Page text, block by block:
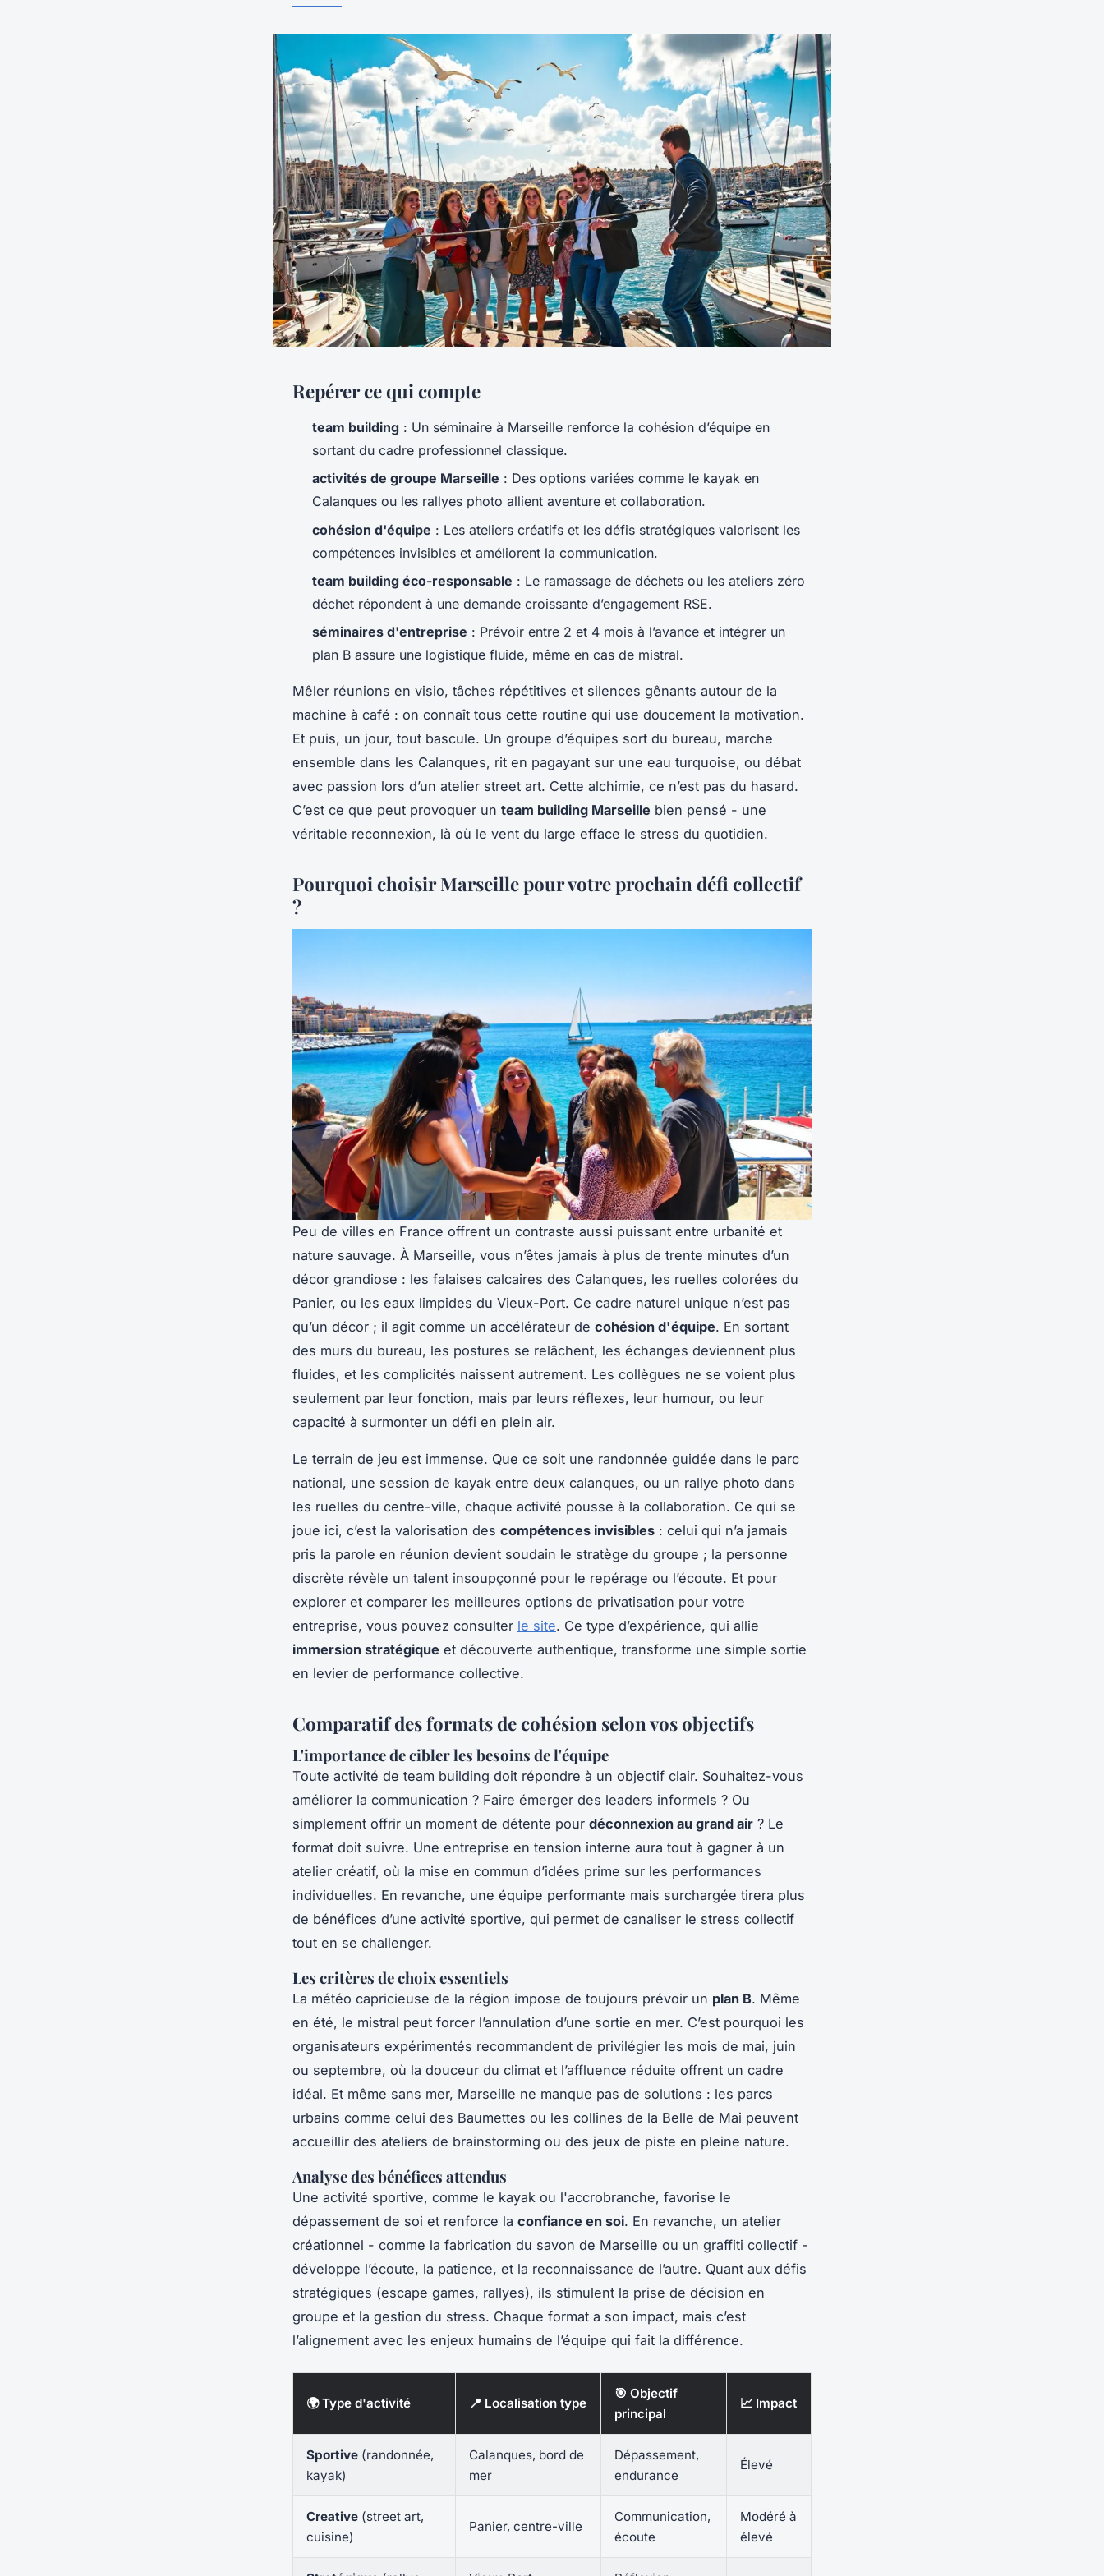
Repérer ce qui compte
team building : Un séminaire à Marseille renforce la cohésion d’équipe en
sortant du cadre professionnel classique.
activités de groupe Marseille : Des options variées comme le kayak en
Calanques ou les rallyes photo allient aventure et collaboration.
cohésion d'équipe : Les ateliers créatifs et les défis stratégiques valorisent les
compétences invisibles et améliorent la communication.
team building éco-responsable : Le ramassage de déchets ou les ateliers zéro
déchet répondent à une demande croissante d’engagement RSE.
séminaires d'entreprise : Prévoir entre 2 et 4 mois à l’avance et intégrer un
plan B assure une logistique fluide, même en cas de mistral.
Mêler réunions en visio, tâches répétitives et silences gênants autour de la
machine à café : on connaît tous cette routine qui use doucement la motivation.
Et puis, un jour, tout bascule. Un groupe d’équipes sort du bureau, marche
ensemble dans les Calanques, rit en pagayant sur une eau turquoise, ou débat
avec passion lors d’un atelier street art. Cette alchimie, ce n’est pas du hasard.
C’est ce que peut provoquer un team building Marseille bien pensé - une
véritable reconnexion, là où le vent du large efface le stress du quotidien.
Pourquoi choisir Marseille pour votre prochain défi collectif
?
Peu de villes en France offrent un contraste aussi puissant entre urbanité et
nature sauvage. À Marseille, vous n’êtes jamais à plus de trente minutes d’un
décor grandiose : les falaises calcaires des Calanques, les ruelles colorées du
Panier, ou les eaux limpides du Vieux-Port. Ce cadre naturel unique n’est pas
qu’un décor ; il agit comme un accélérateur de cohésion d'équipe. En sortant
des murs du bureau, les postures se relâchent, les échanges deviennent plus
fluides, et les complicités naissent autrement. Les collègues ne se voient plus
seulement par leur fonction, mais par leurs réflexes, leur humour, ou leur
capacité à surmonter un défi en plein air.
Le terrain de jeu est immense. Que ce soit une randonnée guidée dans le parc
national, une session de kayak entre deux calanques, ou un rallye photo dans
les ruelles du centre-ville, chaque activité pousse à la collaboration. Ce qui se
joue ici, c’est la valorisation des compétences invisibles : celui qui n’a jamais
pris la parole en réunion devient soudain le stratège du groupe ; la personne
discrète révèle un talent insoupçonné pour le repérage ou l’écoute. Et pour
explorer et comparer les meilleures options de privatisation pour votre
entreprise, vous pouvez consulter le site. Ce type d’expérience, qui allie
immersion stratégique et découverte authentique, transforme une simple sortie
en levier de performance collective.
Comparatif des formats de cohésion selon vos objectifs
L'importance de cibler les besoins de l'équipe
Toute activité de team building doit répondre à un objectif clair. Souhaitez-vous
améliorer la communication ? Faire émerger des leaders informels ? Ou
simplement offrir un moment de détente pour déconnexion au grand air ? Le
format doit suivre. Une entreprise en tension interne aura tout à gagner à un
atelier créatif, où la mise en commun d’idées prime sur les performances
individuelles. En revanche, une équipe performante mais surchargée tirera plus
de bénéfices d’une activité sportive, qui permet de canaliser le stress collectif
tout en se challenger.
Les critères de choix essentiels
La météo capricieuse de la région impose de toujours prévoir un plan B. Même
en été, le mistral peut forcer l’annulation d’une sortie en mer. C’est pourquoi les
organisateurs expérimentés recommandent de privilégier les mois de mai, juin
ou septembre, où la douceur du climat et l’affluence réduite offrent un cadre
idéal. Et même sans mer, Marseille ne manque pas de solutions : les parcs
urbains comme celui des Baumettes ou les collines de la Belle de Mai peuvent
accueillir des ateliers de brainstorming ou des jeux de piste en pleine nature.
Analyse des bénéfices attendus
Une activité sportive, comme le kayak ou l'accrobranche, favorise le
dépassement de soi et renforce la confiance en soi. En revanche, un atelier
créationnel - comme la fabrication du savon de Marseille ou un graffiti collectif -
développe l’écoute, la patience, et la reconnaissance de l’autre. Quant aux défis
stratégiques (escape games, rallyes), ils stimulent la prise de décision en
groupe et la gestion du stress. Chaque format a son impact, mais c’est
l’alignement avec les enjeux humains de l’équipe qui fait la différence.
🌍 Type d'activité 📍 Localisation type
🎯 Objectif
principal
📈 Impact
Sportive (randonnée,
kayak)
Calanques, bord de
mer
Dépassement,
endurance
Élevé
Creative (street art,
cuisine)
Panier, centre-ville
Communication,
écoute
Modéré à
élevé